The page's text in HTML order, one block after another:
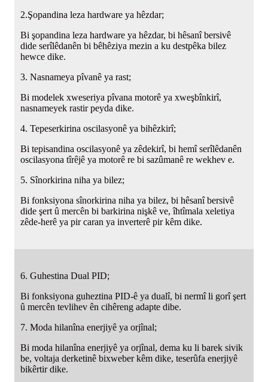
2.Şopandina leza hardware ya hêzdar;
Bi şopandina leza hardware ya hêzdar, bi hêsanî bersivê
dide serîlêdanên bi bêhêziya mezin a ku destpêka bilez
hewce dike.
3. Nasnameya pîvanê ya rast;
Bi modelek xweseriya pîvana motorê ya xweşbînkirî,
nasnameyek rastir peyda dike.
4. Tepeserkirina oscilasyonê ya bihêzkirî;
Bi tepisandina oscilasyonê ya zêdekirî, bi hemî serîlêdanên
oscilasyona tîrêjê ya motorê re bi sazûmanê re wekhev e.
5. Sînorkirina niha ya bilez;
Bi fonksiyona sînorkirina niha ya bilez, bi hêsanî bersivê
dide şert û mercên bi barkirina nişkê ve, îhtîmala xeletiya
zêde-herê ya pir caran ya inverterê pir kêm dike.
6. Guhestina Dual PID;
Bi fonksiyona guheztina PID-ê ya dualî, bi nermî li gorî şert
û mercên tevlihev ên cihêreng adapte dibe.
7. Moda hilanîna enerjiyê ya orjînal;
Bi moda hilanîna enerjiyê ya orjînal, dema ku li barek sivik
be, voltaja derketinê bixweber kêm dike, teserûfa enerjiyê
bikêrtir dike.